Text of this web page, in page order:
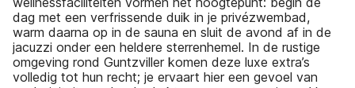
dag met een verfrissende duik in je privézwembad,
warm daarna op in de sauna en sluit de avond af in de
jacuzzi onder een heldere sterrenhemel. In de rustige
omgeving rond Guntzviller komen deze luxe extra’s
volledig tot hun recht; je ervaart hier een gevoel van